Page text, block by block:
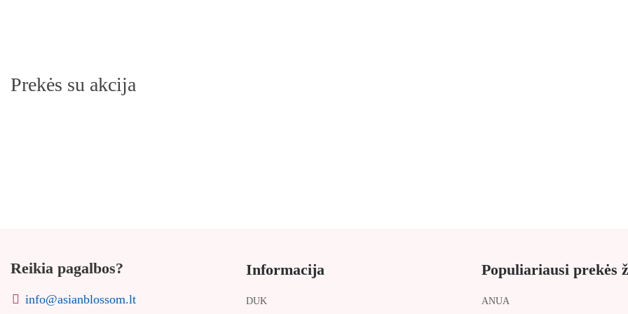
Prekės su akcija
Reikia pagalbos?
info@asianblossom.lt
Informacija
DUK
Populiariausi prekės
ANUA